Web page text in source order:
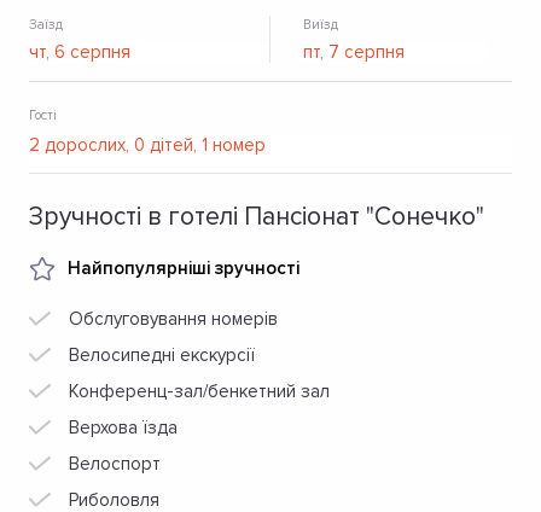
Заїзд Виїзд
Гості
Зручності в готелі Пансіонат "Сонечко"
Найпопулярніші зручності
Обслуговування номерів
Велосипедні екскурсії
Конференц-зал/бенкетний зал
Верхова їзда
Велоспорт
Риболовля